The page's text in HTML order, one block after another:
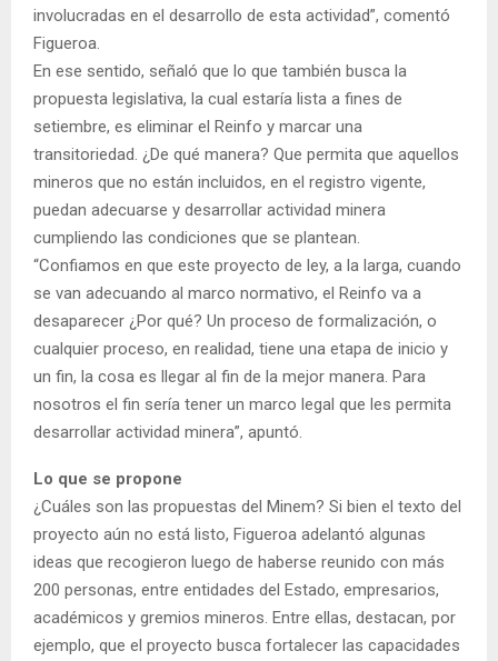
involucradas en el desarrollo de esta actividad”, comentó
Figueroa.
En ese sentido, señaló que lo que también busca la
propuesta legislativa, la cual estaría lista a fines de
setiembre, es eliminar el Reinfo y marcar una
transitoriedad. ¿De qué manera? Que permita que aquellos
mineros que no están incluidos, en el registro vigente,
puedan adecuarse y desarrollar actividad minera
cumpliendo las condiciones que se plantean.
“Confiamos en que este proyecto de ley, a la larga, cuando
se van adecuando al marco normativo, el Reinfo va a
desaparecer ¿Por qué? Un proceso de formalización, o
cualquier proceso, en realidad, tiene una etapa de inicio y
un fin, la cosa es llegar al fin de la mejor manera. Para
nosotros el fin sería tener un marco legal que les permita
desarrollar actividad minera”, apuntó.
Lo que se propone
¿Cuáles son las propuestas del Minem? Si bien el texto del
proyecto aún no está listo, Figueroa adelantó algunas
ideas que recogieron luego de haberse reunido con más
200 personas, entre entidades del Estado, empresarios,
académicos y gremios mineros. Entre ellas, destacan, por
ejemplo, que el proyecto busca fortalecer las capacidades